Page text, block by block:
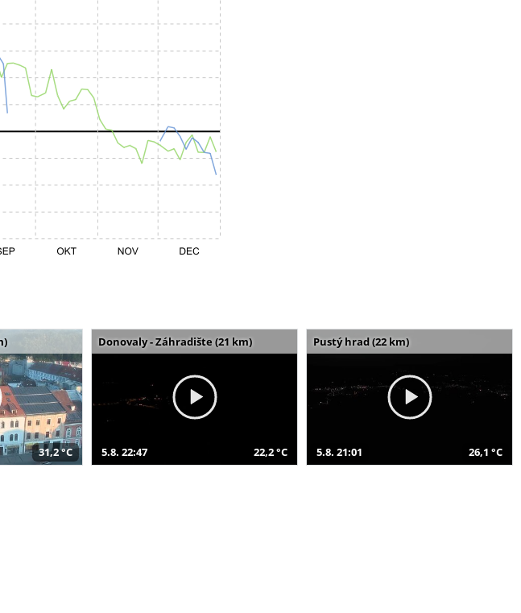
31,2 °C
Donovaly - Záhradište (21 km)
5.8. 22:47 22,2 °C
Pustý hrad (22 km)
5.8. 21:01 26,1 °C